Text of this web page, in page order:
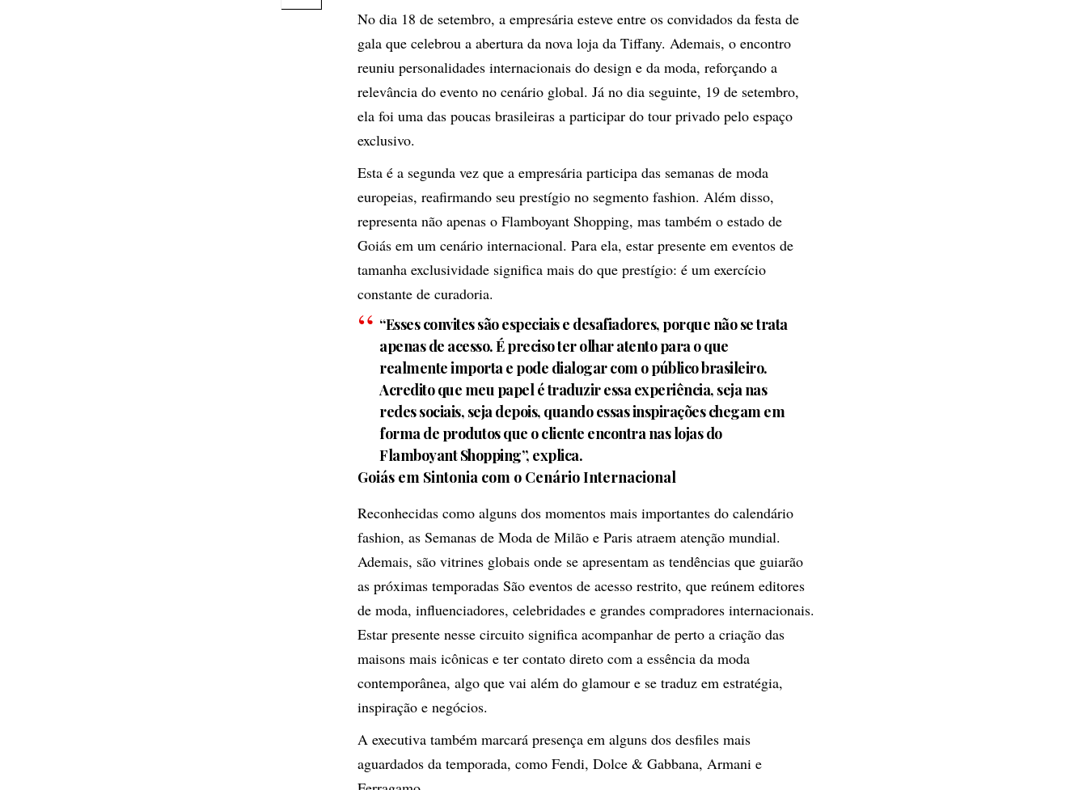
No dia 18 de setembro, a empresária esteve entre os convidados da festa de
gala que celebrou a abertura da nova loja da Tiffany. Ademais, o encontro
reuniu personalidades internacionais do design e da moda, reforçando a
relevância do evento no cenário global. Já no dia seguinte, 19 de setembro,
ela foi uma das poucas brasileiras a participar do tour privado pelo espaço
exclusivo.
Esta é a segunda vez que a empresária participa das semanas de moda
europeias, reafirmando seu prestígio no segmento fashion. Além disso,
representa não apenas o Flamboyant Shopping, mas também o estado de
Goiás em um cenário internacional. Para ela, estar presente em eventos de
tamanha exclusividade significa mais do que prestígio: é um exercício
constante de curadoria.
“Esses convites são especiais e desafiadores, porque não se trata
apenas de acesso. É preciso ter olhar atento para o que
realmente importa e pode dialogar com o público brasileiro.
Acredito que meu papel é traduzir essa experiência, seja nas
redes sociais, seja depois, quando essas inspirações chegam em
forma de produtos que o cliente encontra nas lojas do
Flamboyant Shopping”, explica.
Goiás em Sintonia com o Cenário Internacional
Reconhecidas como alguns dos momentos mais importantes do calendário
fashion, as Semanas de Moda de Milão e Paris atraem atenção mundial.
Ademais, são vitrines globais onde se apresentam as tendências que guiarão
as próximas temporadas São eventos de acesso restrito, que reúnem editores
de moda, influenciadores, celebridades e grandes compradores internacionais.
Estar presente nesse circuito significa acompanhar de perto a criação das
maisons mais icônicas e ter contato direto com a essência da moda
contemporânea, algo que vai além do glamour e se traduz em estratégia,
inspiração e negócios.
A executiva também marcará presença em alguns dos desfiles mais
aguardados da temporada, como Fendi, Dolce & Gabbana, Armani e